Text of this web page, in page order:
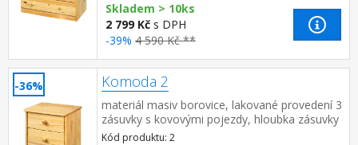
Skladem > 10ks
2 799 Kč s DPH
-39% 4 590 Kč **
-36% Komoda 2
materiál masiv borovice, lakované provedení 3
zásuvky s kovovými pojezdy, hloubka zásuvky
27,5 cm
Kód produktu: 2